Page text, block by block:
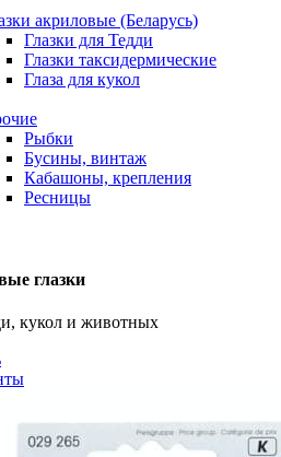
акриловые (Беларусь)
Глазки для Тедди
Глазки таксидермические
Глаза для кукол
Рыбки
Бусины, винтаж
Кабашоны, крепления
Ресницы
глазки
кукол и животных